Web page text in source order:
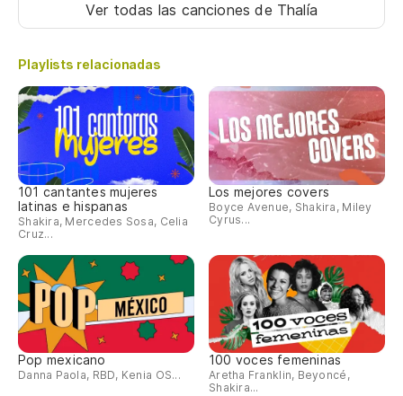
Ver todas las cancionesde Thalía
Playlists relacionadas
101 cantantes mujeres
latinas e hispanas
Shakira, Mercedes Sosa, Celia
Cruz...
Los mejores covers
Boyce Avenue, Shakira, Miley
Cyrus...
Pop mexicano
Danna Paola, RBD, Kenia OS...
100 voces femeninas
Aretha Franklin, Beyoncé,
Shakira...